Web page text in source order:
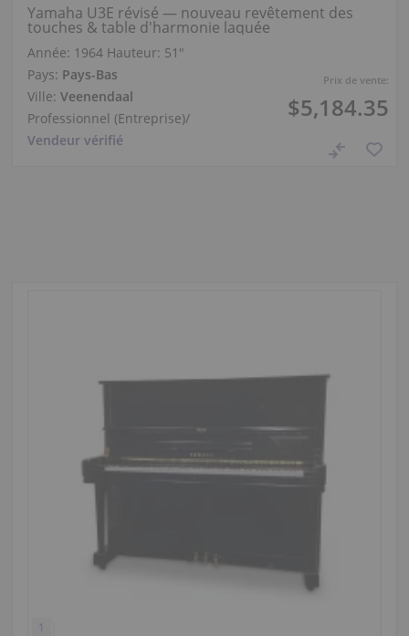
Prix de vente:
$5,184.35
Yamaha U3E révisé — nouveau revêtement des
touches & table d'harmonie laquée
Année: 1964 Hauteur: 51″
Pays: Pays-Bas
Ville: Veenendaal
Professionnel (Entreprise)/
Vendeur vérifié